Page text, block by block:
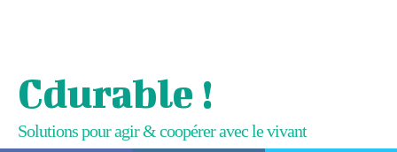
Cdurable !
Solutions pour agir & coopérer avec le vivant